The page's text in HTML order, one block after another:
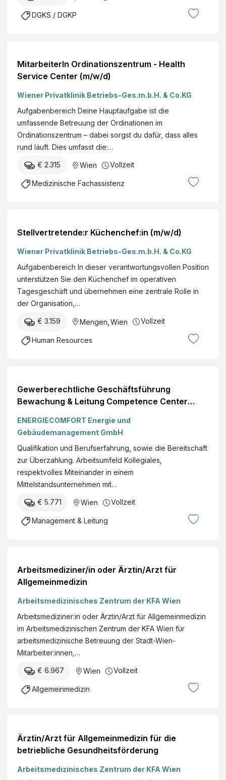
DGKS / DGKP
MitarbeiterIn Ordinationszentrum - Health
Service Center (m/w/d)
Wiener Privatklinik Betriebs-Ges.m.b.H. & Co.KG
Aufgabenbereich Deine Hauptaufgabe ist die
umfassende Betreuung der Ordinationen im
Ordinationszentrum – dabei sorgst du dafür, dass alles
rund läuft. Dies umfasst die:…
€ 2.315 Wien Vollzeit
Medizinische Fachassistenz
Stellvertretende:r Küchenchef:in (m/w/d)
Wiener Privatklinik Betriebs-Ges.m.b.H. & Co.KG
Aufgabenbereich In dieser verantwortungsvollen Position
unterstützen Sie den Küchenchef im operativen
Tagesgeschäft und übernehmen eine zentrale Rolle in
der Organisation,…
€ 3.159 Mengen Wien Vollzeit
Human Resources
Gewerberechtliche Geschäftsführung
Bewachung & Leitung Competence Center
ENERGIECOMFORT Energie und
Gebäudemanagement GmbH
Qualifikation und Berufserfahrung, sowie die Bereitschaft
zur Überzahlung. Arbeitsumfeld Kollegiales,
respektvolles Miteinander in einem
Mittelstandsunternehmen mit…
€ 5.771 Wien Vollzeit
Management & Leitung
Arbeitsmediziner/in oder Ärztin/Arzt für
Allgemeinmedizin
Arbeitsmedizinisches Zentrum der KFA Wien
Arbeitsmediziner:in oder Ärztin/Arzt für Allgemeinmedizin
im Arbeitsmedizinischen Zentrum der KFA Wien für
arbeitsmedizinische Betreuung der Stadt-Wien-
Mitarbeiter:innen,…
€ 6.967 Wien Vollzeit
Allgemeinmedizin
Ärztin/Arzt für Allgemeinmedizin für die
betriebliche Gesundheitsförderung
Arbeitsmedizinisches Zentrum der KFA Wien